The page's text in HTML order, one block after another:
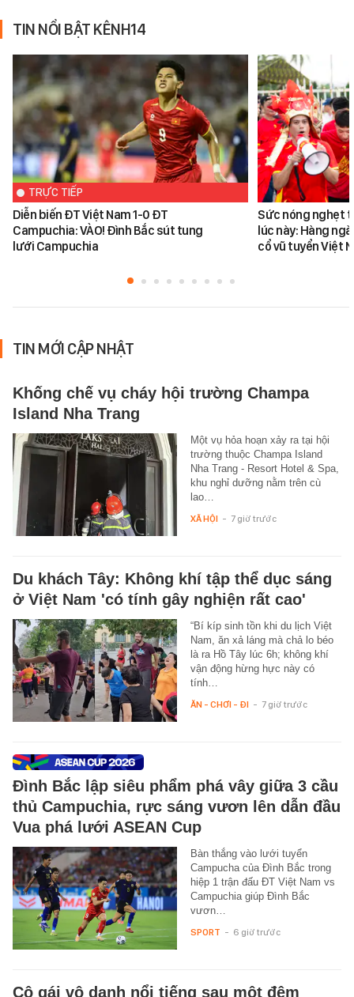
TIN NỔI BẬT KÊNH14
TRỰC TIẾP
Diễn biến ĐT Việt Nam 1-0 ĐT
Campuchia: VÀO! Đình Bắc sút tung
lưới Campuchia
Sức nóng nghẹt
lúc này: Hàng
cổ vũ tuyển Việt
TIN MỚI CẬP NHẬT
Khống chế vụ cháy hội trường Champa
Island Nha Trang
Một vụ hỏa hoạn xảy ra tại hội
trường thuộc Champa Island
Nha Trang - Resort Hotel & Spa,
khu nghỉ dưỡng nằm trên cù
lao…
XÃ HỘI - 7 giờ trước
Du khách Tây: Không khí tập thể dục sáng
ở Việt Nam 'có tính gây nghiện rất cao'
“Bí kíp sinh tồn khi du lịch Việt
Nam, ăn xả láng mà chả lo béo
là ra Hồ Tây lúc 6h; không khí
vận động hừng hực này có
tính…
ĂN - CHƠI - ĐI - 7 giờ trước
Đình Bắc lập siêu phẩm phá vây giữa 3 cầu
thủ Campuchia, rực sáng vươn lên dẫn đầu
Vua phá lưới ASEAN Cup
Bàn thắng vào lưới tuyển
Campucha của Đình Bắc trong
hiệp 1 trận đấu ĐT Việt Nam vs
Campuchia giúp Đình Bắc
vươn…
SPORT - 6 giờ trước
Cô gái vô danh nổi tiếng sau một đêm